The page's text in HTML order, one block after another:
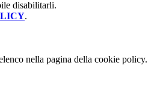
disabilitarli.
.
nella pagina della cookie policy.